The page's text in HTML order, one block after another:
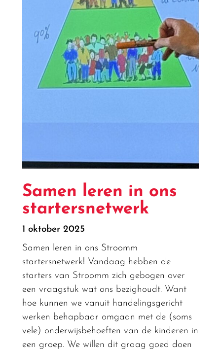
Samen leren in ons
startersnetwerk
1 oktober 2025
Samen leren in ons Stroomm
startersnetwerk! Vandaag hebben de
starters van Stroomm zich gebogen over
een vraagstuk wat ons bezighoudt. Want
hoe kunnen we vanuit handelingsgericht
werken behapbaar omgaan met de (soms
vele) onderwijsbehoeften van de kinderen in
een groep. We willen dit graag goed doen